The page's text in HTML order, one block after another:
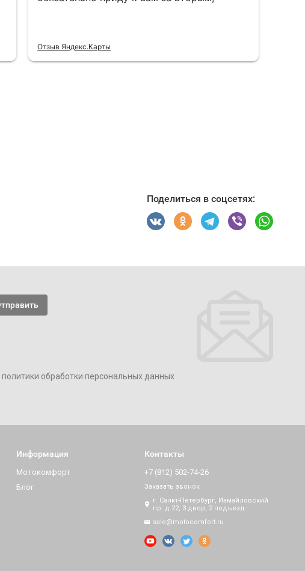
Поделиться в соцсетях:
политики обработки персональных данных
Информация
Мотокомфорт
Блог
Контакты
+7 (812) 502-74-26
Заказать звонок
г. Санкт-Петербург, Измайловский
пр. д.22, 3 двор, 2 подъезд
sale@motocomfort.ru